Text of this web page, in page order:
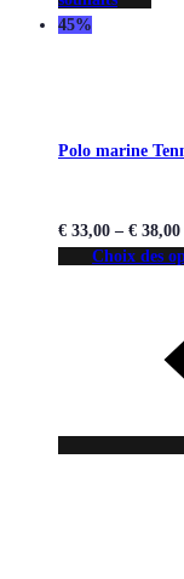
45%
Polo marine
€ 33,00 – € 38,00
Choix des